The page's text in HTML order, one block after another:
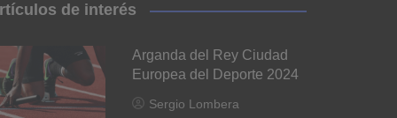
de interés
Arganda del Rey Ciudad
Europea del Deporte 2024
Sergio Lombera